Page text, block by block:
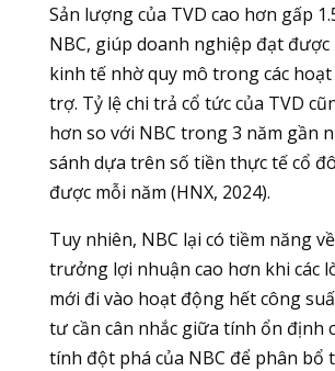
Sản lượng của TVD cao hơn gấp
NBC, giúp doanh nghiệp đạt được
kinh tế nhờ quy mô trong các
trợ. Tỷ lệ chi trả cổ tức của TVD
hơn so với NBC trong 3 năm gần
sánh dựa trên số tiền thực tế cổ
được mỗi năm (HNX, 2024).
Tuy nhiên, NBC lại có tiềm năng
trưởng lợi nhuận cao hơn khi các
mới đi vào hoạt động hết công
tư cần cân nhắc giữa tính ổn định
tính đột phá của NBC để phân bổ